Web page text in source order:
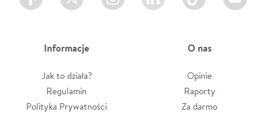
Informacje
Jak to działa?
Regulamin
Polityka Prywatności
O nas
Opinie
Raporty
Za darmo